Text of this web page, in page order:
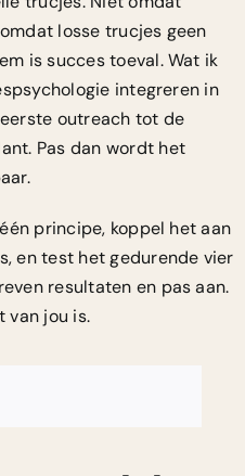
losse trucjes geen
is succes toeval. Wat ik
integreren in
outreach tot de
Pas dan wordt het
principe, koppel het aan
en test het gedurende vier
resultaten en pas aan.
van jou is.